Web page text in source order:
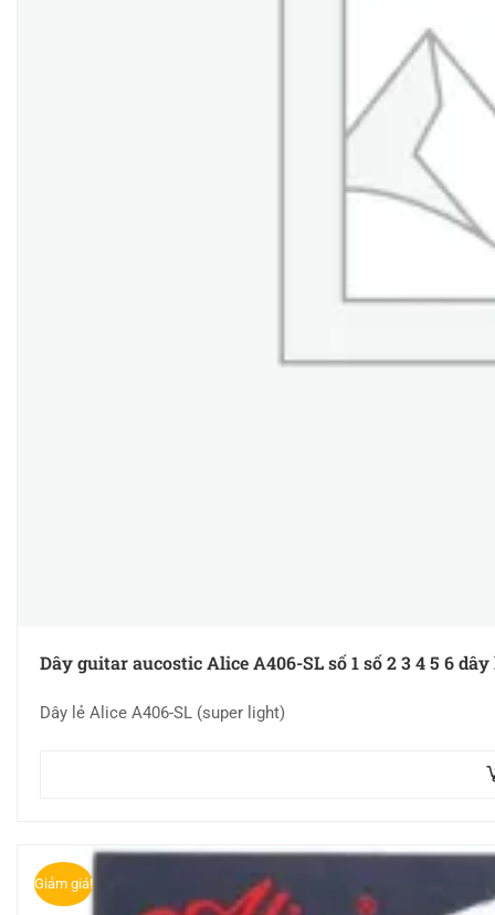
Dây guitar aucostic Alice A406-SL số 1 số 2 3 4 5 6 dây
Dây lẻ Alice A406-SL (super light)
Giảm giá!